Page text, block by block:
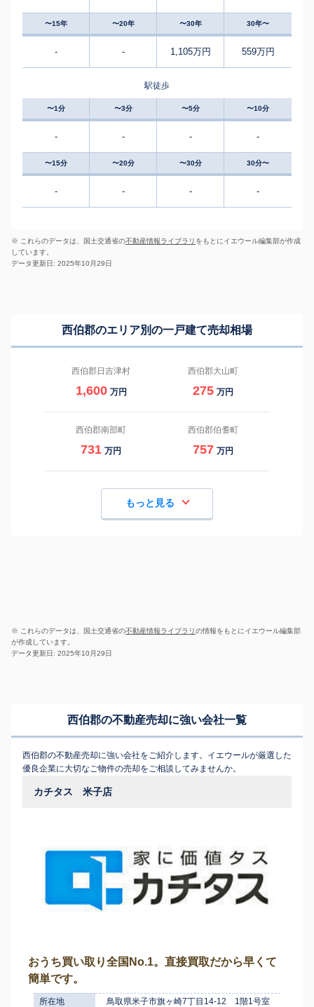
〜15年 〜20年 〜30年 30年〜
- - 1,105万円 559万円
駅徒歩
〜1分 〜3分 〜5分 〜10分
- - - -
〜15分 〜20分 〜30分 30分〜
- - - -
※ これらのデータは、国土交通省の不動産情報ライブラリ をもとにイエウール編集部が作成
しています。
データ更新日: 2025年10月29日
西伯郡のエリア別の一戸建て売却相場
西伯郡日吉津村
1,600 万円
西伯郡大山町
275 万円
西伯郡南部町
731 万円
西伯郡伯耆町
757 万円
もっと見る
※ これらのデータは、国土交通省の不動産情報ライブラリの情報をもとにイエウール編集部
が作成しています。
データ更新日: 2025年10月29日
西伯郡の不動産売却に強い会社一覧
西伯郡の不動産売却に強い会社をご紹介します。イエウールが厳選した
優良企業に大切なご物件の売却をご相談してみませんか。
カチタス 米子店
おうち買い取り全国No.1。直接買取だから早くて
簡単です。
所在地
鳥取県米子市旗ヶ崎7丁目14-12 1階1号室